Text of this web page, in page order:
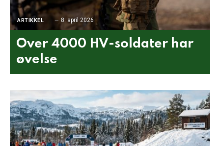
ARTIKKEL 8. april 2026
Over 4000 HV-soldater har
øvelse